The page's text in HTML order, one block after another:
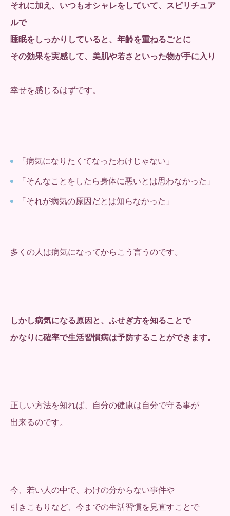
それに加え、いつもオシャレをしていて、スピリチュア
ルで
睡眠をしっかりしていると、年齢を重ねるごとに
その効果を実感して、美肌や若さといった物が手に入り
幸せを感じるはずです。
「病気になりたくてなったわけじゃない」
「そんなことをしたら身体に悪いとは思わなかった」
「それが病気の原因だとは知らなかった」
多くの人は病気になってからこう言うのです。
しかし病気になる原因と、ふせぎ方を知ることで
かなりに確率で生活習慣病は予防することができます。
正しい方法を知れば、自分の健康は自分で守る事が
出来るのです。
今、若い人の中で、わけの分からない事件や
引きこもりなど、今までの生活習慣を見直すことで